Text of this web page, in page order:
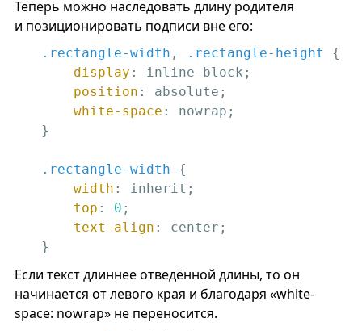
Теперь можно наследовать длину родителя
и позиционировать подписи вне его:
.rectangle-width , .rectangle-height {
display : inline-block;
position : absolute;
white-space : nowrap;
}
.rectangle-width {
width : inherit;
top : 0 ;
text-align : center;
}
Если текст длиннее отведённой длины, то он
начинается от левого края и благодаря «white-
space: nowrap» не переносится.